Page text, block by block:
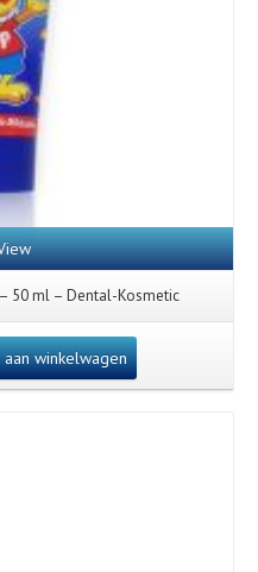
50 ml – Dental-Kosmetic
winkelwagen